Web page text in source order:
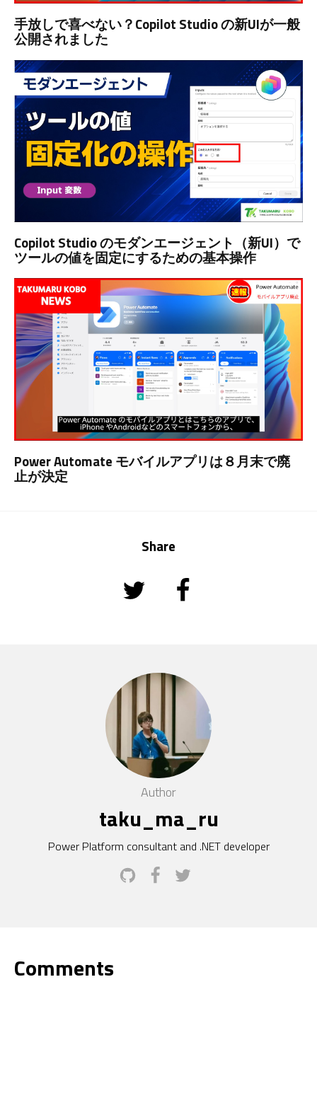
手放しで喜べない？Copilot Studio の新UIが一般
公開されました
Copilot Studio のモダンエージェント（新UI）で
ツールの値を固定にするための基本操作
Power Automate モバイルアプリは８月末で廃
止が決定
Share
Author
taku_ma_ru
Power Platform consultant and .NET developer
Comments